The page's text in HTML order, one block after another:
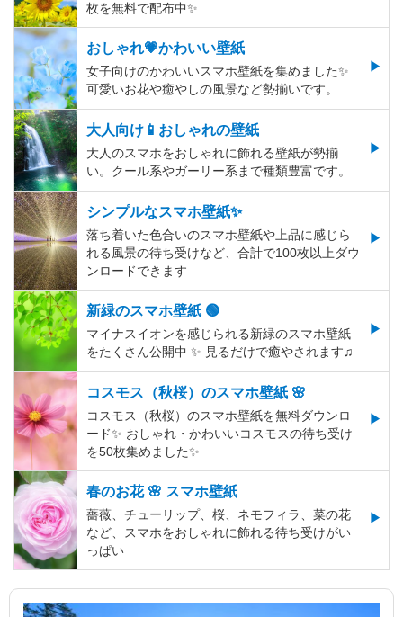
枚を無料で配布中✨
おしゃれ💗かわいい壁紙
女子向けのかわいいスマホ壁紙を集めました✨
可愛いお花や癒やしの風景など勢揃いです。
大人向け📱おしゃれの壁紙
大人のスマホをおしゃれに飾れる壁紙が勢揃
い。クール系やガーリー系まで種類豊富です。
シンプルなスマホ壁紙✨
落ち着いた色合いのスマホ壁紙や上品に感じら
れる風景の待ち受けなど、合計で100枚以上ダウ
ンロードできます
新緑のスマホ壁紙 🟢
マイナスイオンを感じられる新緑のスマホ壁紙
をたくさん公開中 ✨ 見るだけで癒やされます♫
コスモス（秋桜）のスマホ壁紙 🌸
コスモス（秋桜）のスマホ壁紙を無料ダウンロ
ード✨️ おしゃれ・かわいいコスモスの待ち受け
を50枚集めました✨️
春のお花 🌸 スマホ壁紙
薔薇、チューリップ、桜、ネモフィラ、菜の花
など、スマホをおしゃれに飾れる待ち受けがい
っぱい